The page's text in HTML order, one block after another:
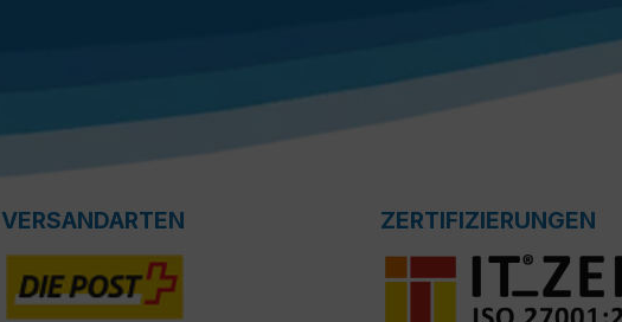
VERSANDARTEN ZERTIFIZIERUNGEN